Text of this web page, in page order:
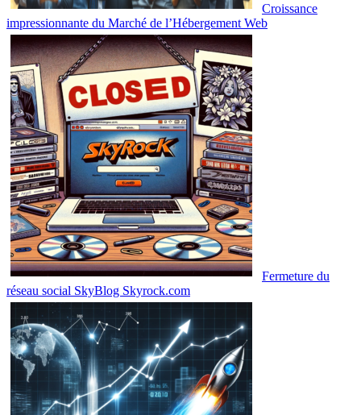
Croissance
impressionnante du Marché de l’Hébergement Web
Fermeture du
réseau social SkyBlog Skyrock.com